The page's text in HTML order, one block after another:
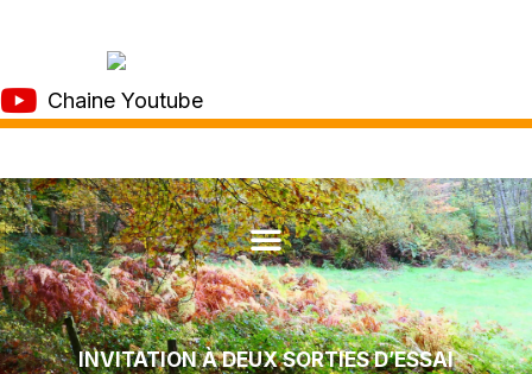
Chaine Youtube
INVITATION À DEUX SORTIES D’ESSAI